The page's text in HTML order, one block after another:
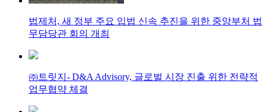
법제처, 새 정부 주요 입법 신속 추진을 위한 중앙부처 법
무담당관 회의 개최
㈜트릿지- D&A Advisory, 글로벌 시장 진출 위한 전략적
업무협약 체결